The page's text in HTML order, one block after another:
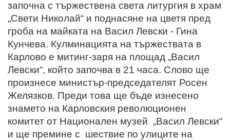
започна с тържествена света литургия в храм
„Свети Николай“ и поднасяне на цветя пред
гроба на майката на Васил Левски - Гина
Кунчева. Кулминацията на тържествата в
Карлово е митинг-заря на площад „Васил
Левски“, който започва в 21 часа. Слово ще
произнесе министър-председателят Росен
Желязков. Преди това ще бъде изнесено
знамето на Карловския революционен
комитет от Национален музей „Васил Левски“
и ще премине с шествие по улиците на